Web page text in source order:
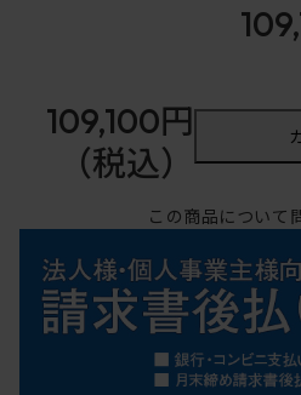
109,100円
（税込）
この商品について